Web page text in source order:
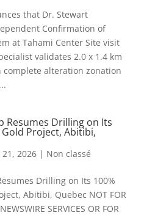
that Dr. Stewart
Confirmation of
at Tahami Center Site visit
validates 2.0 x 1.4 km
complete alteration zonation
Resumes Drilling on Its
Project, Abitibi,
21, 2026| Non classé
Drilling on Its 100%
Abitibi, Quebec NOT FOR
SERVICES OR FOR